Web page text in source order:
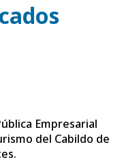
Empresarial
del Cabildo de